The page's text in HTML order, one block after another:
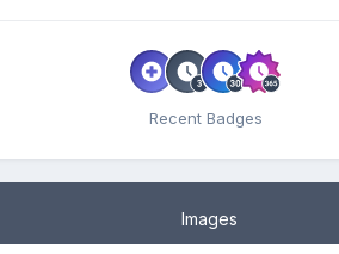
Recent Badges
Images